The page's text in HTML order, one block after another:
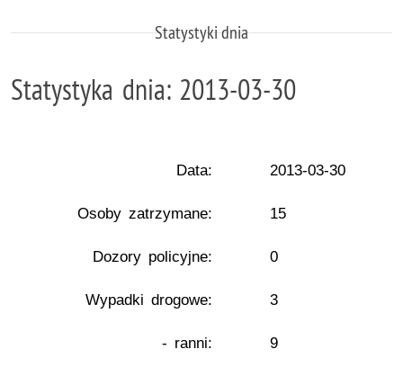
Statystyki dnia
Statystyka dnia: 2013-03-30
Data: 2013-03-30
Osoby zatrzymane: 15
Dozory policyjne: 0
Wypadki drogowe: 3
- ranni: 9